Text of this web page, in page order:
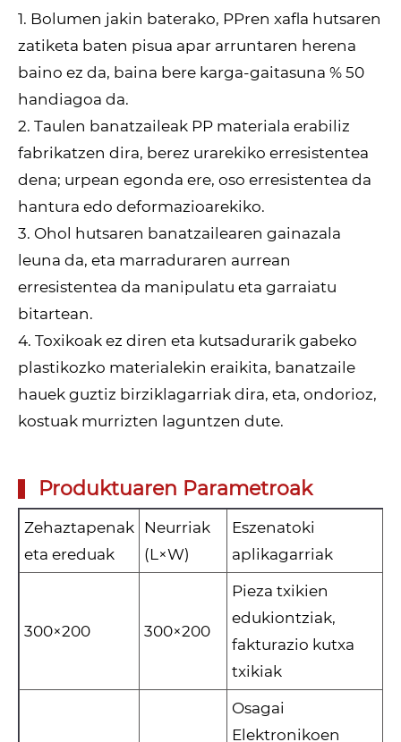
1. Bolumen jakin baterako, PPren xafla hutsaren
zatiketa baten pisua apar arruntaren herena
baino ez da, baina bere karga-gaitasuna % 50
handiagoa da.
2. Taulen banatzaileak PP materiala erabiliz
fabrikatzen dira, berez urarekiko erresistentea
dena; urpean egonda ere, oso erresistentea da
hantura edo deformazioarekiko.
3. Ohol hutsaren banatzailearen gainazala
leuna da, eta marraduraren aurrean
erresistentea da manipulatu eta garraiatu
bitartean.
4. Toxikoak ez diren eta kutsadurarik gabeko
plastikozko materialekin eraikita, banatzaile
hauek guztiz birziklagarriak dira, eta, ondorioz,
kostuak murrizten laguntzen dute.
Produktuaren Parametroak
Zehaztapenak
eta ereduak
Neurriak
(L×W)
Eszenatoki
aplikagarriak
300×200 300×200
Pieza txikien
edukiontziak,
fakturazio kutxa
txikiak
Osagai
Elektronikoen